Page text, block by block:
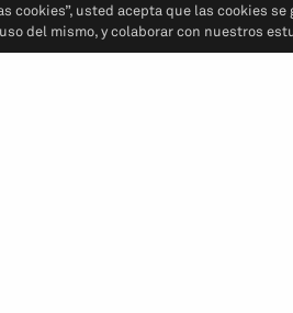
cookies”, usted acepta que las cookies
del mismo, y colaborar con nuestros